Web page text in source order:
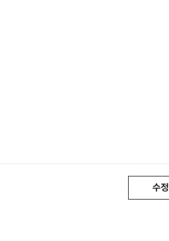
수정